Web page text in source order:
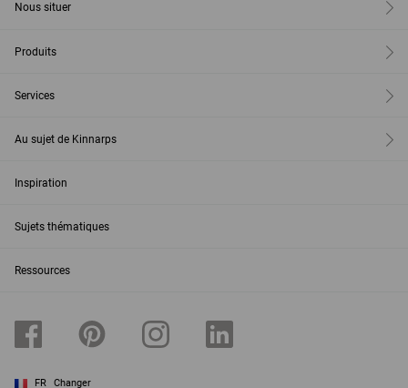
Nous situer
Produits
Services
Au sujet de Kinnarps
Inspiration
Sujets thématiques
Ressources
FR Changer